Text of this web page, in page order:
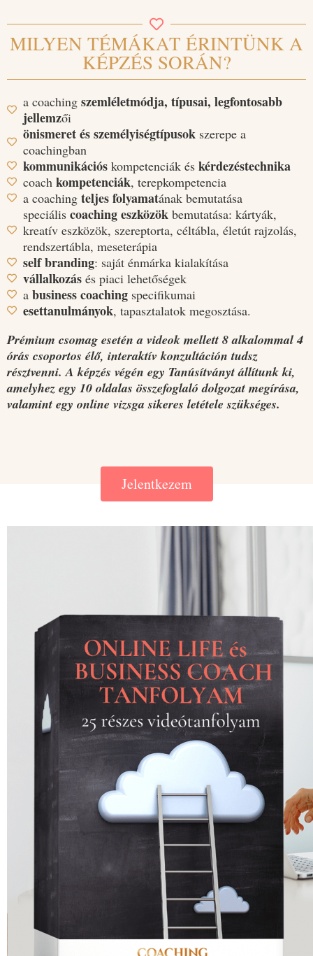
MILYEN TÉMÁKAT ÉRINTÜNK A
KÉPZÉS SORÁN?
a coaching szemléletmódja, típusai, legfontosabb
jellemzői
önismeret és személyiségtípusokszerepe a
coachingban
kommunikációskompetenciák és kérdezéstechnika
coach kompetenciák, terepkompetencia
a coaching teljes folyamatának bemutatása
speciális coaching eszközökbemutatása: kártyák,
kreatív eszközök, szereptorta, céltábla, életút rajzolás,
rendszertábla, meseterápia
self branding: saját énmárka kialakítása
vállalkozásés piaci lehetőségek
a business coachingspecifikumai
esettanulmányok, tapasztalatok megosztása.
Prémium csomag esetén a videok mellett 8 alkalommal 4
órás csoportos élő, interaktív konzultáción tudsz
résztvenni. A képzés végén egy Tanúsítványt állítunk ki,
amelyhez egy 10 oldalas összefoglaló dolgozat megírása,
valamint egy online vizsga sikeres letétele szükséges.
Jelentkezem